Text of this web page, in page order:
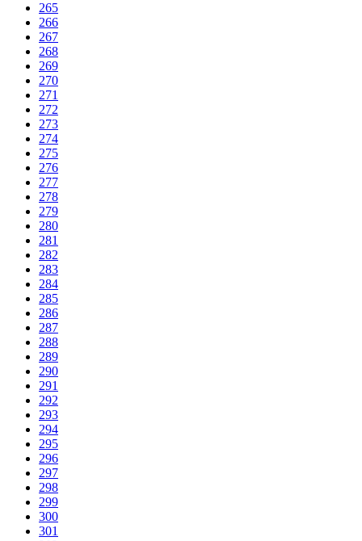
265
266
267
268
269
270
271
272
273
274
275
276
277
278
279
280
281
282
283
284
285
286
287
288
289
290
291
292
293
294
295
296
297
298
299
300
301